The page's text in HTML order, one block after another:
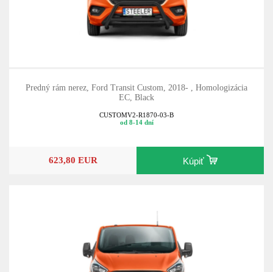
Predný rám nerez, Ford Transit Custom, 2018- , Homologizácia
EC, Black
CUSTOMV2-R1870-03-B
od 8-14 dní
623,80 EUR Kúpiť